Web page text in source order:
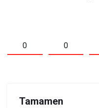
0 0
Tamamen